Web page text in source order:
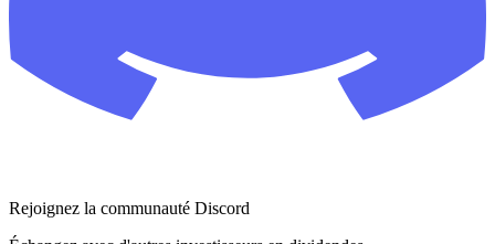
Rejoignez la communauté Discord